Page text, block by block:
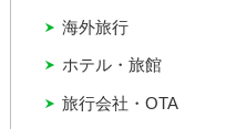
ホテル・旅館
旅行会社・OTA
海外旅行